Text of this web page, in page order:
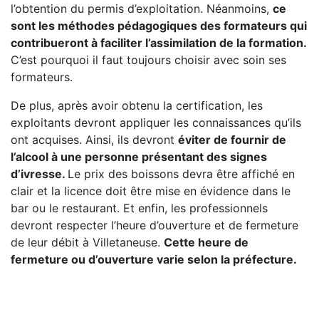
l’obtention du permis d’exploitation. Néanmoins, ce
sont les méthodes pédagogiques des formateurs qui
contribueront à faciliter l’assimilation de la formation.
C’est pourquoi il faut toujours choisir avec soin ses
formateurs.
De plus, après avoir obtenu la certification, les
exploitants devront appliquer les connaissances qu’ils
ont acquises. Ainsi, ils devront éviter de fournir de
l’alcool à une personne présentant des signes
d’ivresse. Le prix des boissons devra être affiché en
clair et la licence doit être mise en évidence dans le
bar ou le restaurant. Et enfin, les professionnels
devront respecter l’heure d’ouverture et de fermeture
de leur débit à Villetaneuse. Cette heure de
fermeture ou d’ouverture varie selon la préfecture.